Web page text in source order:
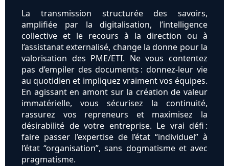
La transmission structurée des savoirs,
amplifiée par la digitalisation, l’intelligence
collective et le recours à la direction ou à
l’assistanat externalisé, change la donne pour la
valorisation des PME/ETI. Ne vous contentez
pas d’empiler des documents : donnez-leur vie
au quotidien et impliquez vraiment vos équipes.
En agissant en amont sur la création de valeur
immatérielle, vous sécurisez la continuité,
rassurez vos repreneurs et maximisez la
désirabilité de votre entreprise. Le vrai défi :
faire passer l’expertise de l’état “individuel” à
l’état “organisation”, sans dogmatisme et avec
pragmatisme.